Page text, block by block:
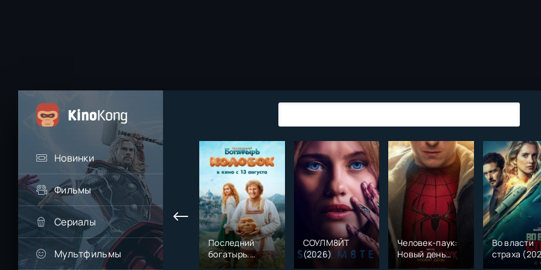
Новинки
Фильмы
Сериалы
Мультфильмы
Последний
богатырь.
Колобок (2026)
СОУЛМ8ЙТ
(2026)
Человек-паук:
Новый день
(2026)
Во власти
страха